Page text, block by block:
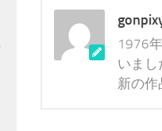
1976
いま
新の作